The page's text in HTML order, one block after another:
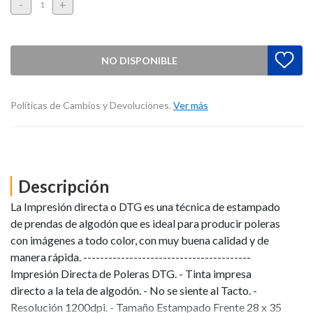
- +
NO DISPONIBLE
Políticas de Cambios y Devoluciones. Ver más
Descripción
La Impresión directa o DTG es una técnica de estampado
de prendas de algodón que es ideal para producir poleras
con imágenes a todo color, con muy buena calidad y de
manera rápida. ----------------------------------------
Impresión Directa de Poleras DTG. - Tinta impresa
directo a la tela de algodón. - No se siente al Tacto. -
Resolución 1200dpi. - Tamaño Estampado Frente 28 x 35